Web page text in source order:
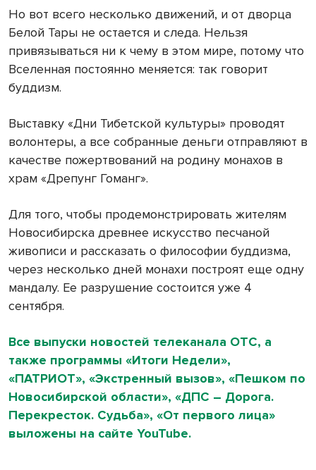
Но вот всего несколько движений, и от дворца
Белой Тары не остается и следа. Нельзя
привязываться ни к чему в этом мире, потому что
Вселенная постоянно меняется: так говорит
буддизм.
Выставку «Дни Тибетской культуры» проводят
волонтеры, а все собранные деньги отправляют в
качестве пожертвований на родину монахов в
храм «Дрепунг Гоманг».
Для того, чтобы продемонстрировать жителям
Новосибирска древнее искусство песчаной
живописи и рассказать о философии буддизма,
через несколько дней монахи построят еще одну
мандалу. Ее разрушение состоится уже 4
сентября.
Все выпуски новостей телеканала ОТС, а
также программы «Итоги Недели»,
«ПАТРИОТ», «Экстренный вызов», «Пешком по
Новосибирской области», «ДПС – Дорога.
Перекресток. Судьба», «От первого лица»
выложены на сайте YouTube.